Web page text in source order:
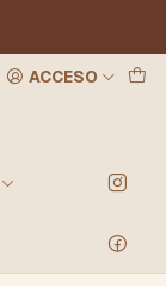
ACCESO